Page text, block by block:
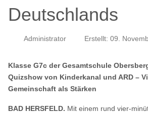
Deutschlands
Administrator Erstellt: 09.
Klasse G7c der Gesamtschule
Quizshow von Kinderkanal und ARD –
Gemeinschaft als Stärken
BAD HERSFELD. Mit einem rund vier-